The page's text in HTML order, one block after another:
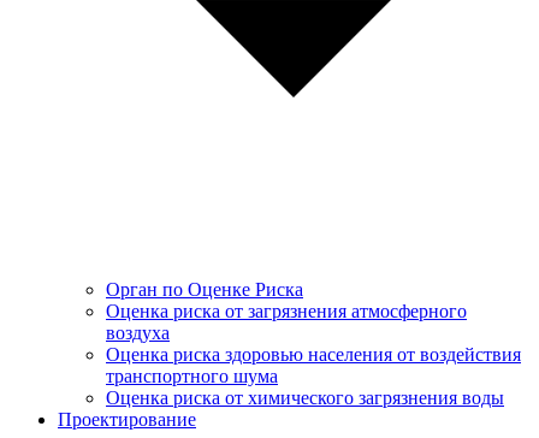
Орган по Оценке Риска
Оценка риска от загрязнения атмосферного
воздуха
Оценка риска здоровью населения от воздействия
транспортного шума
Оценка риска от химического загрязнения воды
Проектирование